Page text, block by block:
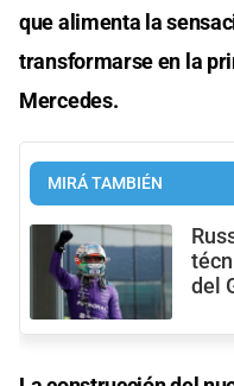
que alimenta la
transformarse en la
Mercedes.
MIRÁ TAMBIÉN
del